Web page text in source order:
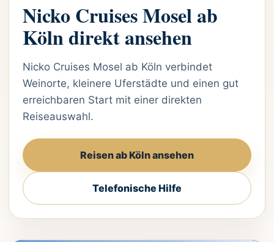
Nicko Cruises Mosel ab
Köln direkt ansehen
Nicko Cruises Mosel ab Köln verbindet
Weinorte, kleinere Uferstädte und einen gut
erreichbaren Start mit einer direkten
Reiseauswahl.
Reisen ab Köln ansehen
Telefonische Hilfe